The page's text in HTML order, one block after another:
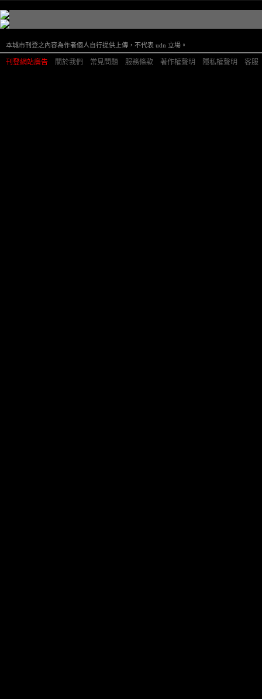
本城市刊登之內容為作者個人自行提供上傳，不代表 udn 立場。
刊登網站廣告 關於我們 常見問題 服務條款 著作權聲明 隱私權聲明 客服